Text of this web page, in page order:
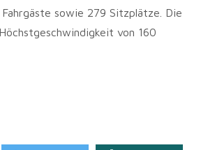
sowie 279 Sitzplätze. Die
von 160